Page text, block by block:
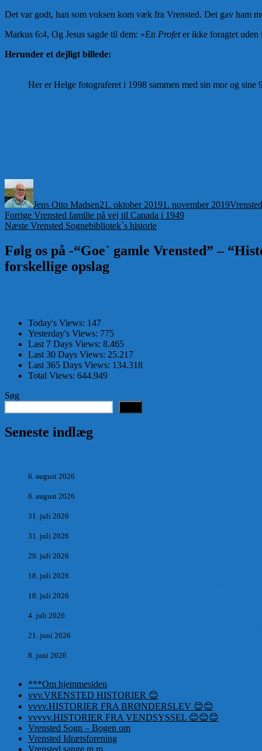
Det var godt, han som voksen kom væk fra Vrensted. Det gav ham
Markus 6:4, Og Jesus sagde til dem: »En Profeter ikke foragtet uden
Herunder et dejligt billede:
Her er Helge fotograferet i 1998 sammen med sin mor og sine
Jens Otto Madsen21. oktober 20191. november 2019
Indlægsnavigation
Forrige Forrige
indlæg:
Vrensted familie på vej til Canada i 1949
Næste Næste
Vrensted Sognebibliotek`s historie
Følg os på -“Goe` gamle Vrensted” –
forskellige opslag
Today's Views: 147
Yesterday's Views: 775
Last 7 Days Views: 8.465
Last 30 Days Views: 25.217
Last 365 Days Views: 134.318
Total Views: 644.949
Søg
Seneste indlæg
6. august 2026
6. august 2026
31. juli 2026
31. juli 2026
29. juli 2026
18. juli 2026
18. juli 2026
4. juli 2026
21. juni 2026
8. juni 2026
***Om hjemmesiden
vvv.VRENSTED HISTORIER 😊
vvvv.HISTORIER FRA BRØNDERSLEV 😊😊
vvvvv.HISTORIER FRA VENDSYSSEL 😊😊😊
Vrensted Sogn – Bogen om
Vrensted Idrætsforening